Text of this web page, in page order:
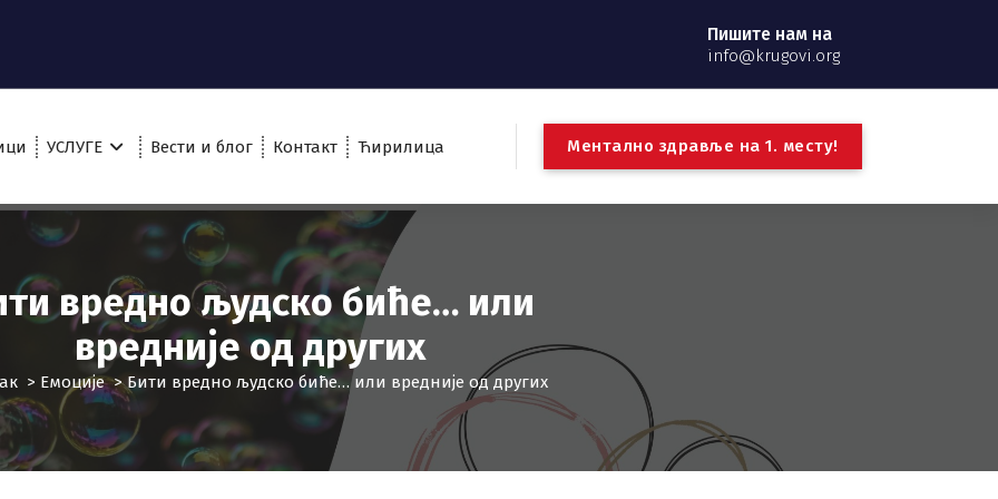
Пишите нам на
info@krugovi.org
УСЛУГЕ Вести и блог Контакт Ћирилица Ментално здравље на 1. месту!
вредно људско биће… или
вредније од других
> Емоције>Бити вредно људско биће… или вредније од других